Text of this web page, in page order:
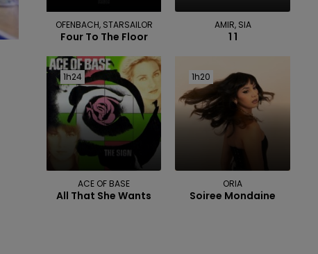
OFENBACH, STARSAILOR
Four To The Floor
AMIR, SIA
1 1
1h24
1h24
ACE OF BASE
All That She Wants
1h20
1h20
ORIA
Soiree Mondaine